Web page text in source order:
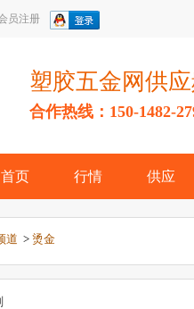
员注册
塑胶五金网供
合作热线：150-1482-
首页 行情 供应
道 > 烫金